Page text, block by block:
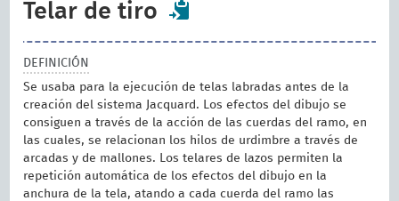
Telar de tiro
DEFINICIÓN
Se usaba para la ejecución de telas labradas antes de la
creación del sistema Jacquard. Los efectos del dibujo se
consiguen a través de la acción de las cuerdas del ramo, en
las cuales, se relacionan los hilos de urdimbre a través de
arcadas y de mallones. Los telares de lazos permiten la
repetición automática de los efectos del dibujo en la
anchura de la tela, atando a cada cuerda del ramo las